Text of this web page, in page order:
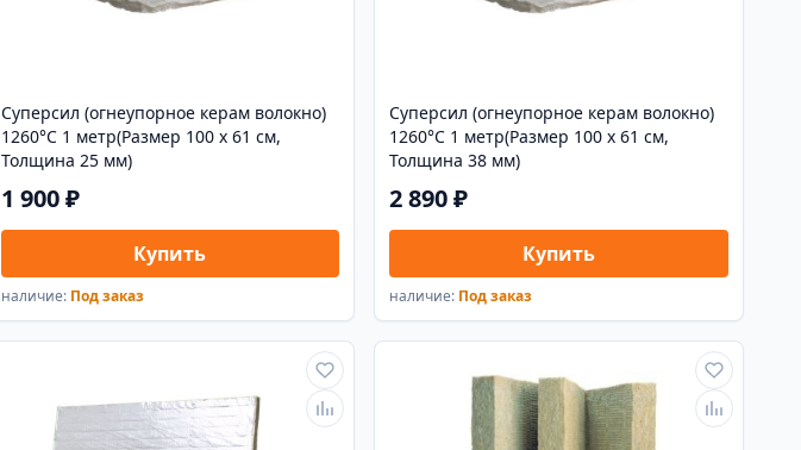
Суперсил (огнеупорное керам волокно)
1260°С 1 метр(Размер 100 х 61 см,
Толщина 25 мм)
1 900 ₽
Купить
наличие: Под заказ
Суперсил (огнеупорное керам волокно)
1260°С 1 метр(Размер 100 х 61 см,
Толщина 38 мм)
2 890 ₽
Купить
наличие: Под заказ